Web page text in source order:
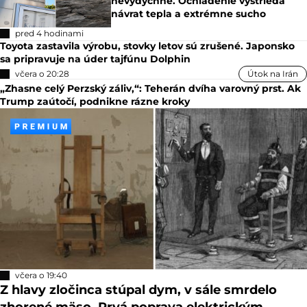
pred hodinou Chorvátsko
mení: Nikto nevie vysvetliť, čo sa s ňou
deje
Známa slovenská firma čelí konkurzu
a miliónovým dlhom. Jej technológie
používali po celom svete
pred 2 hodinami
Horúčavy končia, no Slovensko si
nevydýchne. Ochladenie vystrieda
návrat tepla a extrémne sucho
pred 4 hodinami
Toyota zastavila výrobu, stovky letov sú zrušené. Japonsko
sa pripravuje na úder tajfúnu Dolphin
včera o 20:28 Útok na Irán
„Zhasne celý Perzský záliv,“: Teherán dvíha varovný prst. Ak
Trump zaútočí, podnikne rázne kroky